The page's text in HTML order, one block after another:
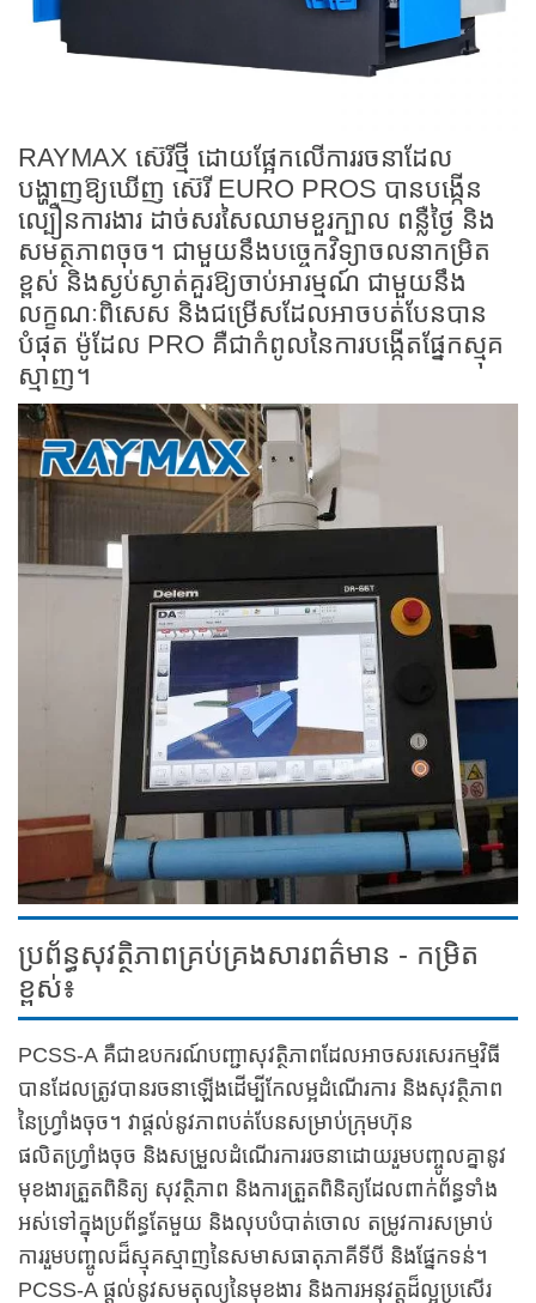
RAYMAX ស៊េរីថ្មី ដោយផ្អែកលើការរចនាដែល
បង្ហាញឱ្យឃើញ ស៊េរី EURO PROS បានបង្កើន
ល្បឿនការងារ ដាច់សរសៃឈាមខួរក្បាល ពន្លឺថ្ងៃ និង
សមត្ថភាពចុច។ ជាមួយនឹងបច្ចេកវិទ្យាចលនាកម្រិត
ខ្ពស់ និងស្ងប់ស្ងាត់គួរឱ្យចាប់អារម្មណ៍ ជាមួយនឹង
លក្ខណៈពិសេស និងជម្រើសដែលអាចបត់បែនបាន
បំផុត ម៉ូដែល PRO គឺជាកំពូលនៃការបង្កើតផ្នែកស្មុគ
ស្មាញ។
ប្រព័ន្ធសុវត្ថិភាពគ្រប់គ្រងសារពត៌មាន - កម្រិត
ខ្ពស់៖
PCSS-A គឺជាឧបករណ៍បញ្ជាសុវត្ថិភាពដែលអាចសរសេរកម្មវិធី
បានដែលត្រូវបានរចនាឡើងដើម្បីកែលម្អដំណើរការ និងសុវត្ថិភាព
នៃហ្វ្រាំងចុច។ វាផ្តល់នូវភាពបត់បែនសម្រាប់ក្រុមហ៊ុន
ផលិតហ្វ្រាំងចុច និងសម្រួលដំណើរការរចនាដោយរួមបញ្ចូលគ្នានូវ
មុខងារត្រួតពិនិត្យ សុវត្ថិភាព និងការត្រួតពិនិត្យដែលពាក់ព័ន្ធទាំង
អស់ទៅក្នុងប្រព័ន្ធតែមួយ និងលុបបំបាត់ចោល តម្រូវការសម្រាប់
ការរួមបញ្ចូលដ៏ស្មុគស្មាញនៃសមាសធាតុភាគីទីបី និងផ្នែកទន់។
PCSS-A ផ្តល់នូវសមតុល្យនៃមុខងារ និងការអនុវត្តដ៏ល្អប្រសើរ